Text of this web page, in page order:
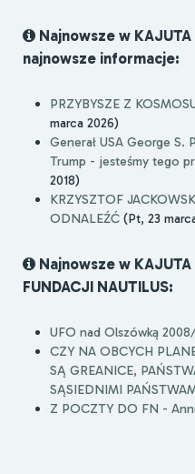
Najnowsze w
najnowsze informacje:
PRZYBYSZE Z
marca 2026)
Generał USA George S.
Trump - jesteśmy tego
2018)
KRZYSZTOF
ODNALEŹĆ (Pt, 23
Najnowsze w
FUNDACJI NAUTILUS:
UFO nad Olszówką
CZY NA OBCYCH
SĄ GREANICE,
SĄSIEDNIMI
Z POCZTY DO FN -